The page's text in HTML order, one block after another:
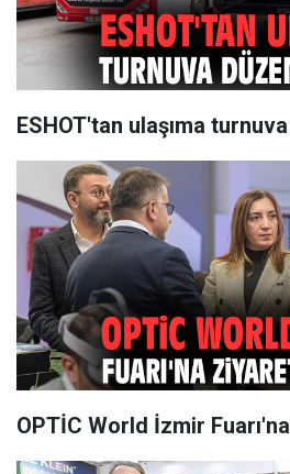
ESHOT'tan ulaşıma
OPTİC World İzmir